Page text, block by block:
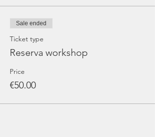
Sale ended
Ticket type
Reserva workshop
Price
€50.00